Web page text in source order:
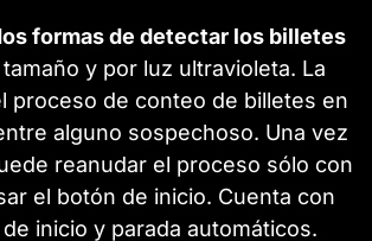
formas de detectar los billetes
y por luz ultravioleta. La
proceso de conteo de billetes en
alguno sospechoso. Una vez
reanudar el proceso sólo con
el botón de inicio. Cuenta con
inicio y parada automáticos.